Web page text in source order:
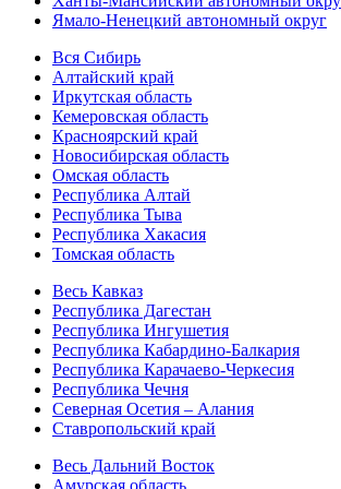
Ямало-Ненецкий автономный округ
Вся Сибирь
Алтайский край
Иркутская область
Кемеровская область
Красноярский край
Новосибирская область
Омская область
Республика Алтай
Республика Тыва
Республика Хакасия
Томская область
Весь Кавказ
Республика Дагестан
Республика Ингушетия
Республика Кабардино-Балкария
Республика Карачаево-Черкесия
Республика Чечня
Северная Осетия – Алания
Ставропольский край
Весь Дальний Восток
Амурская область